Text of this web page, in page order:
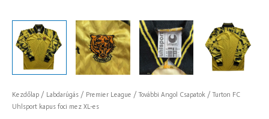
Kezdőlap / Labdarúgás / Premier League /További Angol Csapatok / Turton FC
Uhlsport kapus foci mez XL-es